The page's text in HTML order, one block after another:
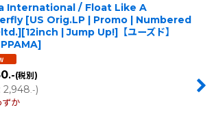
International / Float Like A
[US Orig.LP | Promo | Numbered
| Jump Up!]【ユーズド】
]
.-(税別)
2,948.-)
ずか